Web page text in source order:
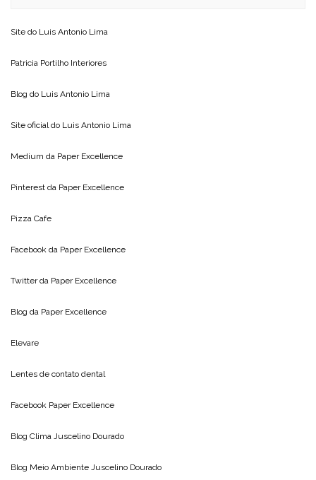
Site do Luis Antonio Lima
Patricia Portilho Interiores
Blog do Luis Antonio Lima
Site oficial do Luis Antonio Lima
Medium da Paper Excellence
Pinterest da Paper Excellence
Pizza Cafe
Facebook da Paper Excellence
Twitter da Paper Excellence
Blog da Paper Excellence
Elevare
Lentes de contato dental
Facebook Paper Excellence
Blog Clima Juscelino Dourado
Blog Meio Ambiente Juscelino Dourado